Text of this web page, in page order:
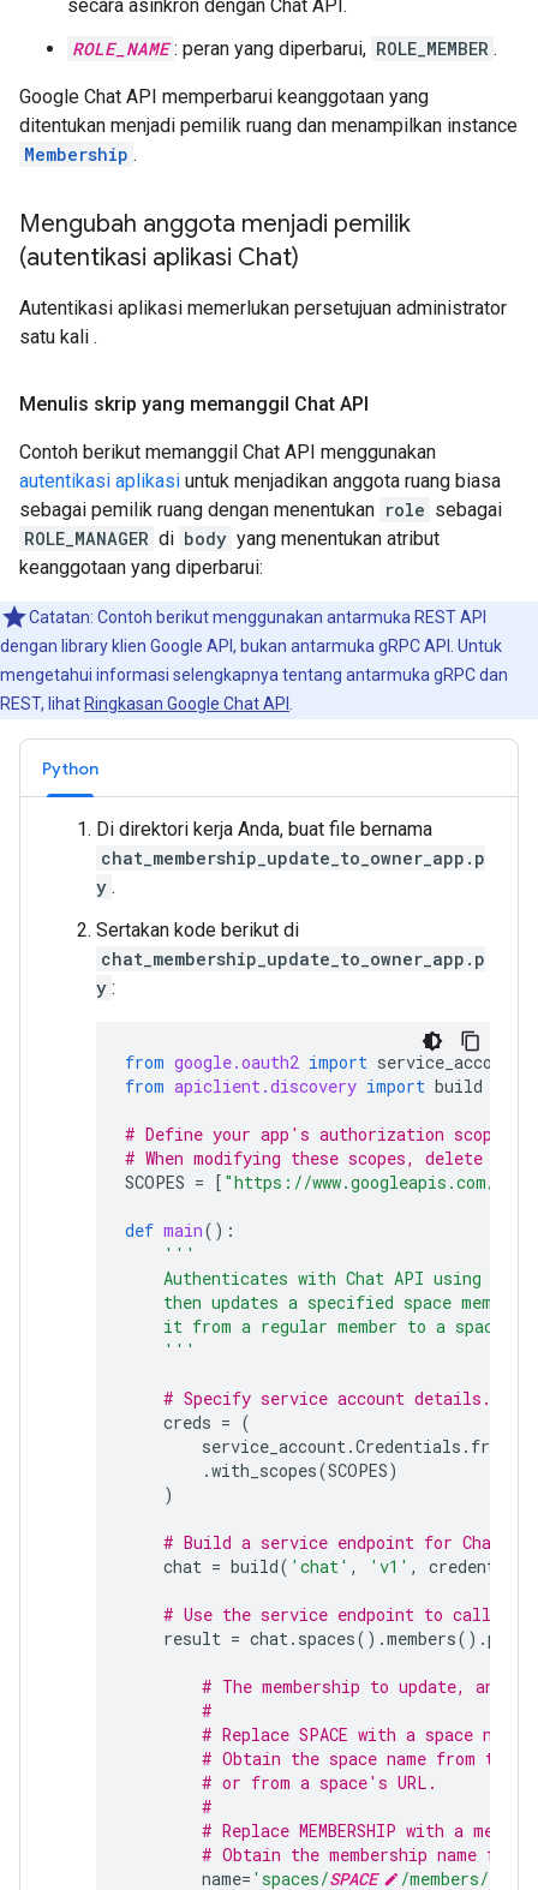
secara asinkron dengan Chat API.
ROLE_NAME : peran yang diperbarui, ROLE_MEMBER .
Google Chat API memperbarui keanggotaan yang
ditentukan menjadi pemilik ruang dan menampilkan instance
Membership .
Mengubah anggota menjadi pemilik
(autentikasi aplikasi Chat)
Autentikasi aplikasi memerlukan persetujuan administrator
satu kali .
Menulis skrip yang memanggil Chat API
Contoh berikut memanggil Chat API menggunakan
autentikasi aplikasi untuk menjadikan anggota ruang biasa
sebagai pemilik ruang dengan menentukan role sebagai
ROLE_MANAGER di body yang menentukan atribut
keanggotaan yang diperbarui:
Catatan: Contoh berikut menggunakan antarmuka REST API
dengan library klien Google API, bukan antarmuka gRPC API. Untuk
mengetahui informasi selengkapnya tentang antarmuka gRPC dan
REST, lihat Ringkasan Google Chat API
Python
Di direktori kerja Anda, buat file bernama
chat_membership_update_to_owner_app.p
y .
Sertakan kode berikut di
chat_membership_update_to_owner_app.p
y :
from google.oauth2 import service_account
from apiclient.discovery import build
# Define your app's authorization scopes.
# When modifying these scopes, delete
SCOPES = [ "https://www.googleapis.com/
def main():
'''
Authenticates with Chat API using app
then updates a specified space member
it from a regular member to a space
    '''
# Specify service account details.
creds = (
service_account.Credentials .
.with_scopes(SCOPES)
)
# Build a service endpoint for Chat
chat = build( 'chat' , 'v1' , credentials
# Use the service endpoint to call
result = chat. spaces() .members() .patch
# The membership to update, and
#
# Replace SPACE with a space name.
# Obtain the space name from the
# or from a space's URL.
#
# Replace MEMBERSHIP with a
# Obtain the membership name
name= 'spaces/SPACE /members/